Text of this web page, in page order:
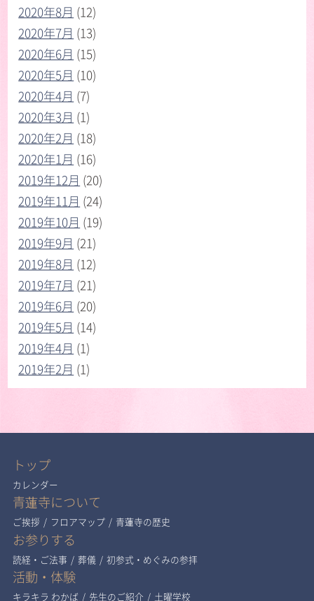
2020年8月 (12)
2020年7月 (13)
2020年6月 (15)
2020年5月 (10)
2020年4月 (7)
2020年3月 (1)
2020年2月 (18)
2020年1月 (16)
2019年12月 (20)
2019年11月 (24)
2019年10月 (19)
2019年9月 (21)
2019年8月 (12)
2019年7月 (21)
2019年6月 (20)
2019年5月 (14)
2019年4月 (1)
2019年2月 (1)
トップ
カレンダー
青蓮寺について
ご挨拶 / フロアマップ / 青蓮寺の歴史
お参りする
読経・ご法事 / 葬儀 / 初参式・めぐみの参拝
活動・体験
キラキラ わかば / 先生のご紹介 / 土曜学校